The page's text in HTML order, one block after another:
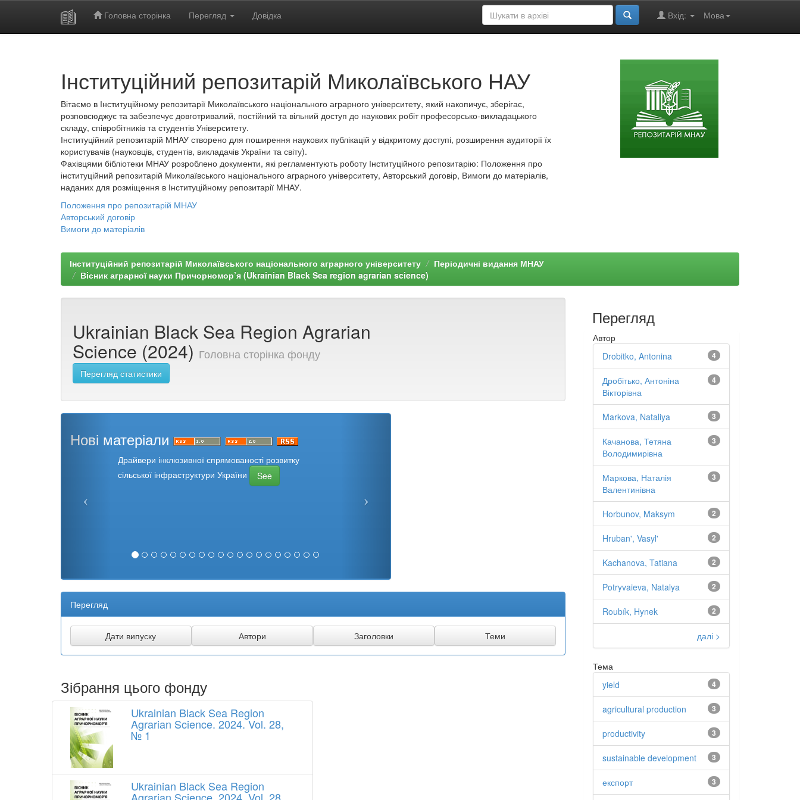
Головна сторінка Перегляд Довідка Мова
Вхід:
Інституційний репозитарій Миколаївського НАУ
Вітаємо в Інституційному репозитарії Миколаївського національного аграрного університету, який накопичує, зберігає,
розповсюджує та забезпечує довготривалий, постійний та вільний доступ до наукових робіт професорсько-викладацького
складу, співробітників та студентів Університету.
Інституційний репозитарій МНАУ створено для поширення наукових публікацій у відкритому доступі, розширення аудиторії їх
користувачів (науковців, студентів, викладачів України та світу).
Фахівцями бібліотеки МНАУ розроблено документи, які регламентують роботу Інституційного репозитарію: Положення про
інституційний репозитарій Миколаївського національного аграрного університету, Авторський договір, Вимоги до матеріалів,
наданих для розміщення в Інституційному репозитарії МНАУ.
Положення про репозитарій МНАУ
Авторський договір
Вимоги до матеріалів
Інституційний репозитарій Миколаївського національного аграрного університету
Періодичні видання МНАУ
Вiсник аграрної науки Причорномор’я (Ukrainian Black Sea region agrarian science)
Ukrainian Black Sea Region Agrarian
Science (2024) Головна сторінка фонду
Перегляд статистики
Нові матеріали
Драйвери інклюзивної спрямованості розвитку
сільської інфраструктури України
See
Перегляд
Зібрання цього фонду
Ukrainian Black Sea Region
Agrarian Science. 2024. Vol. 28,
№ 1
Ukrainian Black Sea Region
Перегляд
Автор
4
Drobitko, Antonina
4
Дробітько, Антоніна
Вікторівна
3
Markova, Nataliya
3
Качанова, Тетяна
Володимирівна
3
Маркова, Наталія
Валентинівна
2
Horbunov, Maksym
2
Hruban', Vasyl'
2
Kachanova, Tatiana
2
Potryvaieva, Natalya
2
Roubík, Hynek
далі >
Тема
4
yield
3
agricultural production
3
productivity
3
sustainable development
3
експорт